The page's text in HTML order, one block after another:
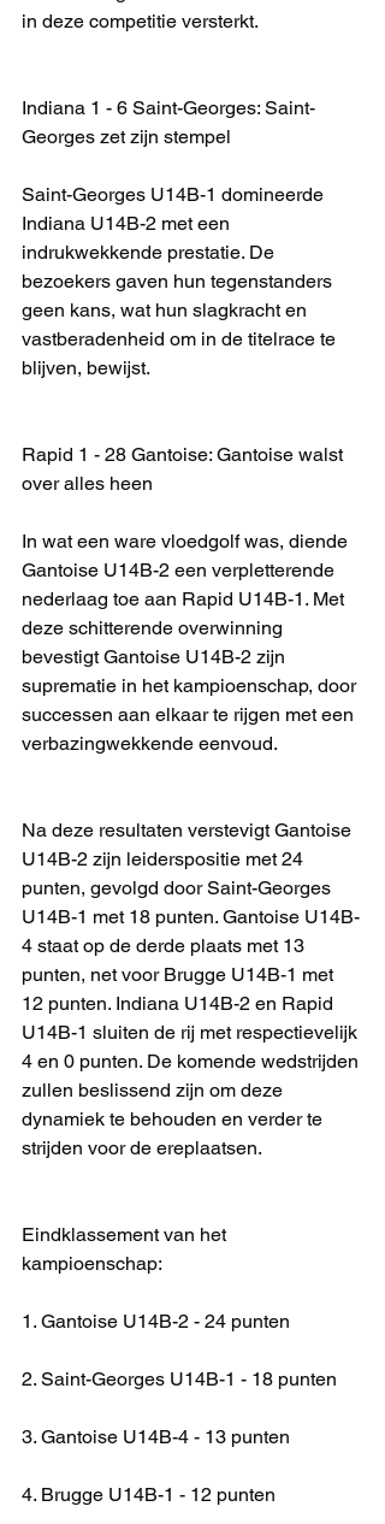
in deze competitie versterkt.
Indiana 1 - 6 Saint-Georges: Saint-
Georges zet zijn stempel
Saint-Georges U14B-1 domineerde
Indiana U14B-2 met een
indrukwekkende prestatie. De
bezoekers gaven hun tegenstanders
geen kans, wat hun slagkracht en
vastberadenheid om in de titelrace te
blijven, bewijst.
Rapid 1 - 28 Gantoise: Gantoise walst
over alles heen
In wat een ware vloedgolf was, diende
Gantoise U14B-2 een verpletterende
nederlaag toe aan Rapid U14B-1. Met
deze schitterende overwinning
bevestigt Gantoise U14B-2 zijn
suprematie in het kampioenschap, door
successen aan elkaar te rijgen met een
verbazingwekkende eenvoud.
Na deze resultaten verstevigt Gantoise
U14B-2 zijn leiderspositie met 24
punten, gevolgd door Saint-Georges
U14B-1 met 18 punten. Gantoise U14B-
4 staat op de derde plaats met 13
punten, net voor Brugge U14B-1 met
12 punten. Indiana U14B-2 en Rapid
U14B-1 sluiten de rij met respectievelijk
4 en 0 punten. De komende wedstrijden
zullen beslissend zijn om deze
dynamiek te behouden en verder te
strijden voor de ereplaatsen.
Eindklassement van het
kampioenschap:
1. Gantoise U14B-2 - 24 punten
2. Saint-Georges U14B-1 - 18 punten
3. Gantoise U14B-4 - 13 punten
4. Brugge U14B-1 - 12 punten